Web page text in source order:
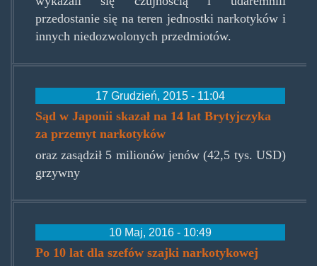
przedostanie się na teren jednostki narkotyków i
innych niedozwolonych przedmiotów.
17 Grudzień, 2015 - 11:04
Sąd w Japonii skazał na 14 lat Brytyjczyka
za przemyt narkotyków
oraz zasądził 5 milionów jenów (42,5 tys. USD)
grzywny
10 Maj, 2016 - 10:49
Po 10 lat dla szefów szajki narkotykowej